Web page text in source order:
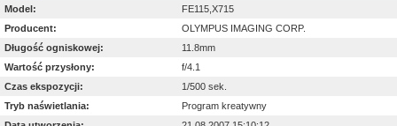
Model:
FE115,X715
Producent:
OLYMPUS IMAGING CORP.
Długość ogniskowej:
11.8mm
Wartość przysłony:
f/4.1
Czas ekspozycji:
1/500 sek.
Tryb naświetlania:
Program kreatywny